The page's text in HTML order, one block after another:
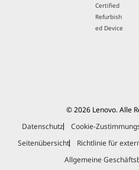
Certified
Refurbish
ed Device
© 2026 Lenovo. Alle
Datenschutz
Cookie-
Seitenübersicht
Richtlinie für
Allgemeine